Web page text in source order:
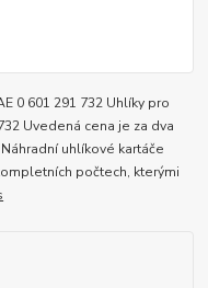
0 601 291 732 Uhlíky pro
Uvedená cena je za dva
uhlíkové kartáče
počtech, kterými